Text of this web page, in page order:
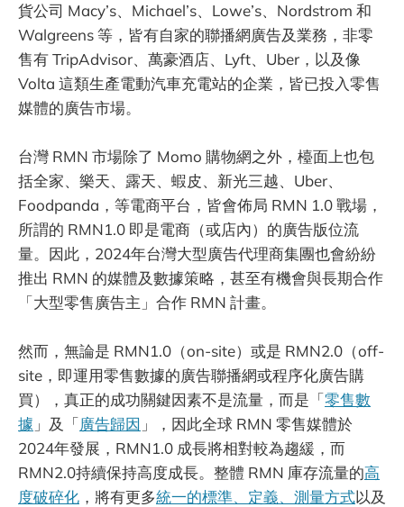
貨公司 Macy’s、Michael’s、Lowe’s、Nordstrom 和
Walgreens 等，皆有自家的聯播網廣告及業務，非零
售有 TripAdvisor、萬豪酒店、Lyft、Uber，以及像
Volta 這類生產電動汽車充電站的企業，皆已投入零售
媒體的廣告市場。
台灣 RMN 市場除了 Momo 購物網之外，檯面上也包
括全家、樂天、露天、蝦皮、新光三越、Uber、
Foodpanda，等電商平台，皆會佈局 RMN 1.0 戰場，
所謂的 RMN1.0 即是電商（或店內）的廣告版位流
量。因此，2024年台灣大型廣告代理商集團也會紛紛
推出 RMN 的媒體及數據策略，甚至有機會與長期合作
「大型零售廣告主」合作 RMN 計畫。
然而，無論是 RMN1.0（on-site）或是 RMN2.0（off-
site，即運用零售數據的廣告聯播網或程序化廣告購
買），真正的成功關鍵因素不是流量，而是「零售數
據 」及「廣告歸因 」，因此全球 RMN 零售媒體於
2024年發展，RMN1.0 成長將相對較為趨緩，而
RMN2.0持續保持高度成長。整體 RMN 庫存流量的高
度破碎化 ，將有更多統一的標準、定義、測量方式以及